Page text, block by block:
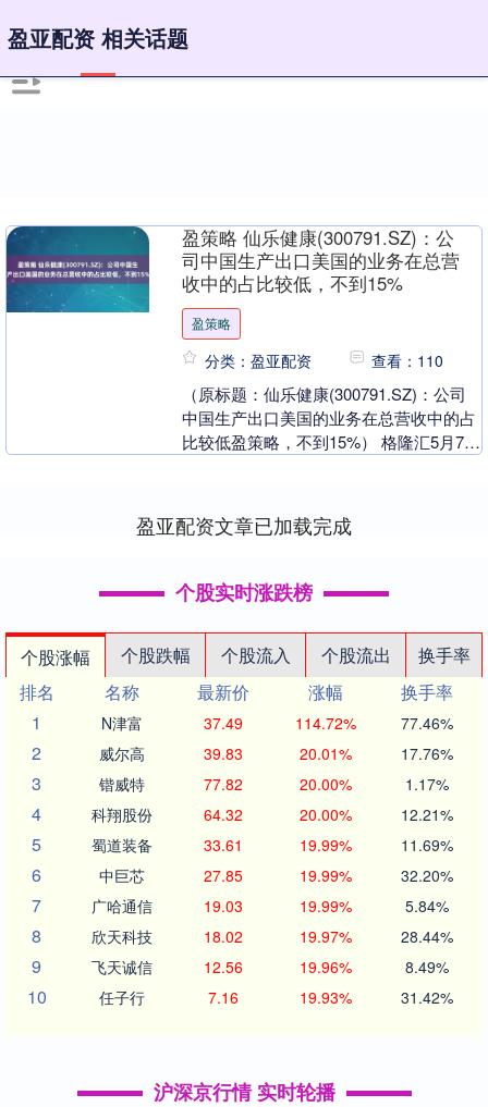
盈亚配资 相关话题
盈策略 仙乐健康(300791.SZ)：公
司中国生产出口美国的业务在总营
收中的占比较低，不到15%
盈策略
分类：盈亚配资 查看：110
（原标题：仙乐健康(300791.SZ)：公司
中国生产出口美国的业务在总营收中的占
比较低盈策略，不到15%） 格隆汇5月7日
盈亚配资文章已加载完成
个股实时涨跌榜
个股涨幅 个股跌幅 个股流入 个股流出
换手率
排名
名称 最新价 涨幅
换手率
1
N津富 37.49 114.72% 77.46%
2 威尔高 39.83 20.01% 17.76%
3 锴威特 77.82 20.00% 1.17%
4 科翔股份 64.32 20.00% 12.21%
5 蜀道装备 33.61 19.99% 11.69%
6 中巨芯 27.85 19.99% 32.20%
7 广哈通信 19.03 19.99% 5.84%
8 欣天科技 18.02 19.97% 28.44%
9 飞天诚信 12.56 19.96% 8.49%
10 任子行 7.16 19.93% 31.42%
沪深京行情 实时轮播